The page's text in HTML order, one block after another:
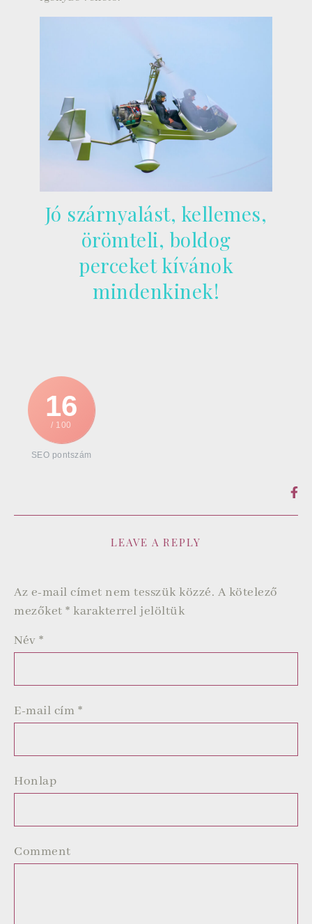
Jó szárnyalást, kellemes,
örömteli, boldog
perceket kívánok
mindenkinek!
16
/ 100
SEO pontszám
LEAVE A REPLY
Az e-mail címet nem tesszük közzé. A kötelező
mezőket * karakterrel jelöltük
Név *
E-mail cím *
Honlap
Comment